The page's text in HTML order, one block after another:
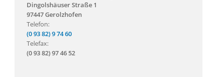
Dingolshäuser Straße 1
97447 Gerolzhofen
Telefon:
(0 93 82) 9 74 60
Telefax:
(0 93 82) 97 46 52